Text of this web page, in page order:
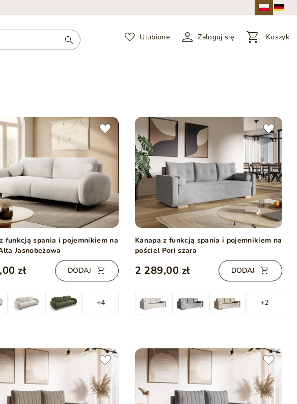
Ulubione Zaloguj się Koszyk
funkcją spania i pojemnikiem na
Jasnobeżowa
zł DODAJ
+4
Kanapa z funkcją spania i pojemnikiem na
pościel Pori szara
2 289,00 zł DODAJ
+2